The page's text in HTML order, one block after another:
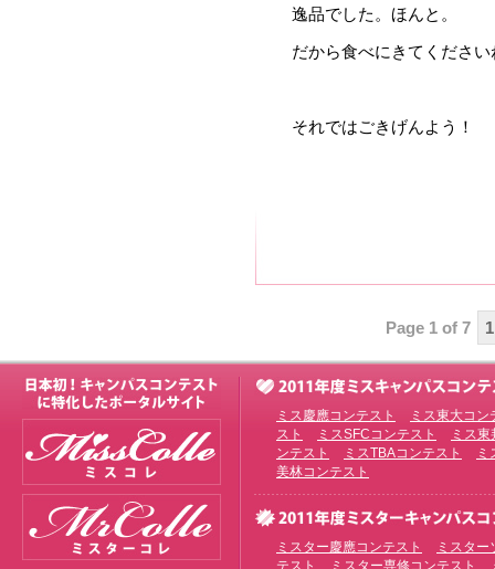
逸品でした。ほんと。
だから食べにきてくださ
それではごきげんよう！
Page 1 of 7 1
ミス慶應コンテスト
ミス東大コン
スト
ミスSFCコンテスト
ミス
ンテスト
ミスTBAコンテスト
ミ
美林コンテスト
ミスター慶應コンテスト
ミスタ
テスト
ミスター専修コンテスト